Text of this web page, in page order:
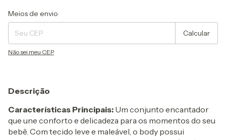
Entregas para o CEP:
Meios de envio
Calcular
Não sei meu CEP
Descrição
Características Principais: Um conjunto encantador
que une conforto e delicadeza para os momentos do seu
bebê. Com tecido leve e maleável, o body possui